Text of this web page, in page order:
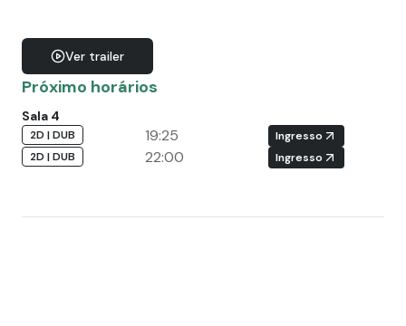
Ver trailer
Próximo horários
Sala 4
2D | DUB 19:25
Ingresso
2D | DUB
22:00 Ingresso